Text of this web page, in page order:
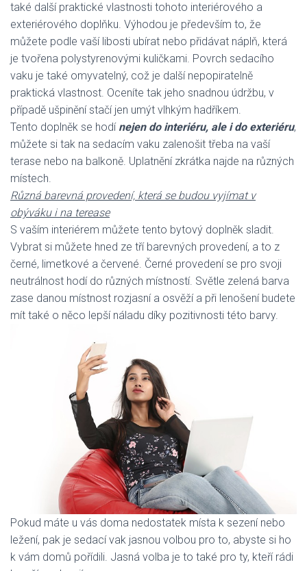
také další praktické vlastnosti tohoto interiérového a
exteriérového doplňku. Výhodou je především to, že
můžete podle vaší libosti ubírat nebo přidávat náplň, která
je tvořena polystyrenovými kuličkami. Povrch sedacího
vaku je také omyvatelný, což je další nepopiratelně
praktická vlastnost. Oceníte tak jeho snadnou údržbu, v
případě ušpinění stačí jen umýt vlhkým hadříkem.
Tento doplněk se hodí nejen do interiéru, ale i do exteriéru,
můžete si tak na sedacím vaku zalenošit třeba na vaší
terase nebo na balkoně. Uplatnění zkrátka najde na různých
místech.
Různá barevná provedení, která se budou vyjímat v
obýváku i na terease
S vaším interiérem můžete tento bytový doplněk sladit.
Vybrat si můžete hned ze tří barevných provedení, a to z
černé, limetkové a červené. Černé provedení se pro svoji
neutrálnost hodí do různých místností. Světle zelená barva
zase danou místnost rozjasní a osvěží a při lenošení budete
mít také o něco lepší náladu díky pozitivnosti této barvy.
Pokud máte u vás doma nedostatek místa k sezení nebo
ležení, pak je sedací vak jasnou volbou pro to, abyste si ho
k vám domů pořídili. Jasná volba je to také pro ty, kteří rádi